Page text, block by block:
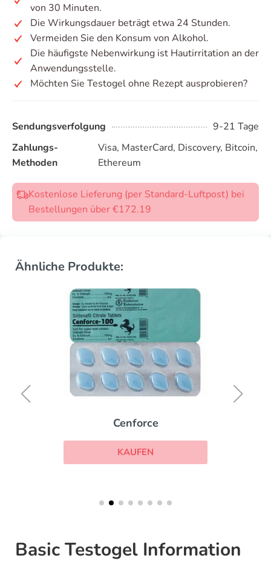
von 30 Minuten.
Die Wirkungsdauer beträgt etwa 24 Stunden.
Vermeiden Sie den Konsum von Alkohol.
Die häufigste Nebenwirkung ist Hautirritation an der
Anwendungsstelle.
Möchten Sie Testogel ohne Rezept ausprobieren?
Sendungsverfolgung
9-21 Tage
Zahlungs-
Methoden
Visa, MasterCard, Discovery, Bitcoin,
Ethereum
Kostenlose Lieferung (per Standard-Luftpost) bei
Bestellungen über €172.19
Ähnliche Produkte:
Cenforce
KAUFEN
Basic Testogel Information